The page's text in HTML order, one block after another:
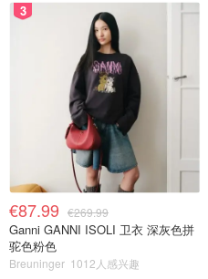
3
€87.99 €269.99
Ganni GANNI ISOLI 卫衣 深灰色拼
驼色粉色
Breuninger 1012人感兴趣